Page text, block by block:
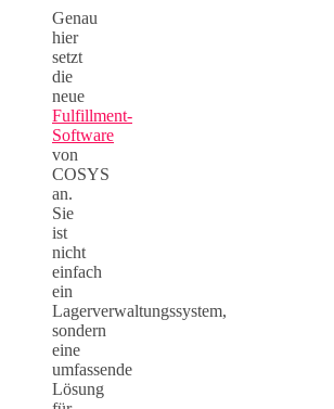
Genau
hier
setzt
die
neue
Fulfillment-
Software
von
COSYS
an.
Sie
ist
nicht
einfach
ein
Lagerverwaltungssystem,
sondern
eine
umfassende
Lösung